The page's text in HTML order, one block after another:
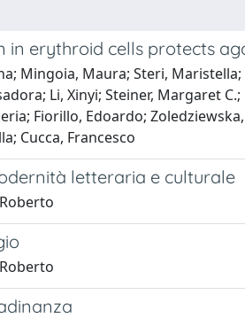
in erythroid cells protects
Mingoia, Maura; Steri,
Li, Xinyi; Steiner, Margaret
Fiorillo, Edoardo;
Cucca, Francesco
letteraria e culturale